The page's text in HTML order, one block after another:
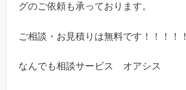
グのご依頼も承っております。
ご相談・お見積りは無料です！！！！！
なんでも相談サービス オアシス